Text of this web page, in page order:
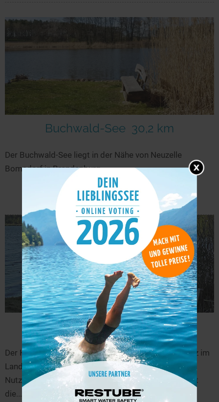
Buchwald-See 30,2 km
Der Buchwald-See liegt in der Nähe von Neuzelle
Bomsdorf in Brandenburg.
mehr
Köthener See 30,6 km
Der Köthener See befindet sich in Märkisch Buchholz im
Landkreis Dahme-Spreewald in Brandenburg. Das
Nutzen von Motorbooten ist erlaubt. Außerdem führt
die...